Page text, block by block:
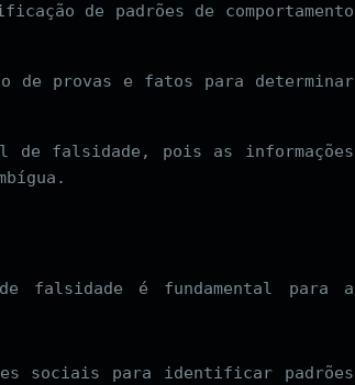
de padrões de comportamento
de provas e fatos para determinar
de falsidade, pois as informações
falsidade é fundamental para a
sociais para identificar padrões